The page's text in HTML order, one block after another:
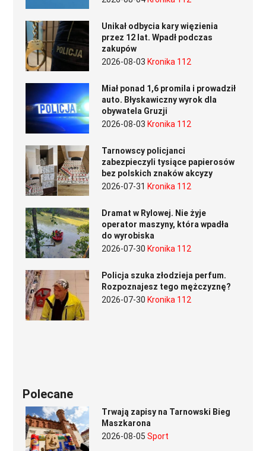
Unikał odbycia kary więzienia
przez 12 lat. Wpadł podczas
zakupów
2026-08-03 Kronika 112
Miał ponad 1,6 promila i prowadził
auto. Błyskawiczny wyrok dla
obywatela Gruzji
2026-08-03 Kronika 112
Tarnowscy policjanci
zabezpieczyli tysiące papierosów
bez polskich znaków akcyzy
2026-07-31 Kronika 112
Dramat w Rylowej. Nie żyje
operator maszyny, która wpadła
do wyrobiska
2026-07-30 Kronika 112
Policja szuka złodzieja perfum.
Rozpoznajesz tego mężczyznę?
2026-07-30 Kronika 112
Polecane
Trwają zapisy na Tarnowski Bieg
Maszkarona
2026-08-05 Sport